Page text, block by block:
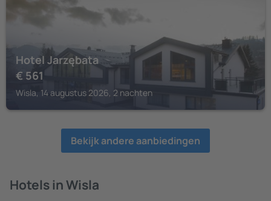
Hotel Jarzębata
€ 561
Wisla, 14 augustus 2026, 2 nachten
Bekijk andere aanbiedingen
Hotels in Wisla